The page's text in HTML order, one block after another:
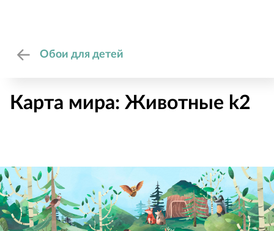
Обои для детей
Карта мира: Животные k2